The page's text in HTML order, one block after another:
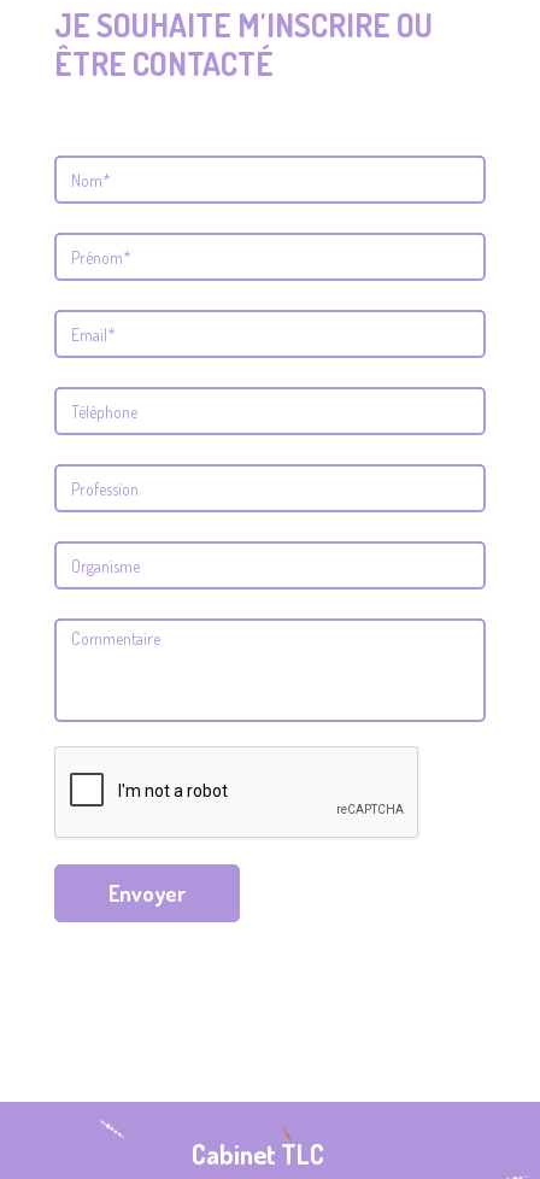
JE SOUHAITE M'INSCRIRE OU
ÊTRE CONTACTÉ
Envoyer
Cabinet TLC